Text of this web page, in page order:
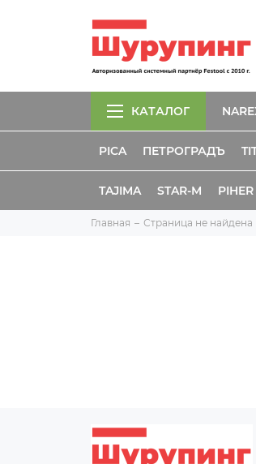
КАТАЛОГ
PICA ПЕТРОГРАДЪ
TAJIMA STAR-M PIHER
Главная Страница не найдена